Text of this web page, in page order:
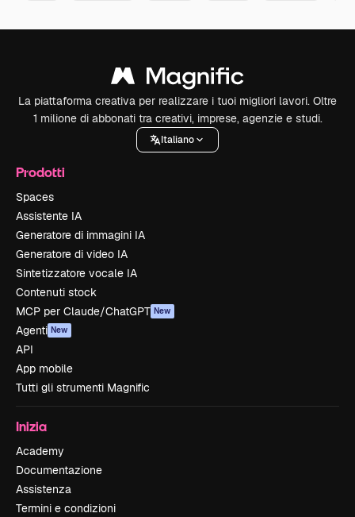
La piattaforma creativa per realizzare i tuoi migliori lavori. Oltre
1 milione di abbonati tra creativi, imprese, agenzie e studi.
Italiano
Prodotti
Spaces
Assistente IA
Generatore di immagini IA
Generatore di video IA
Sintetizzatore vocale IA
Contenuti stock
MCP per Claude/ChatGPT New
Agenti New
API
App mobile
Tutti gli strumenti Magnific
Inizia
Academy
Documentazione
Assistenza
Termini e condizioni